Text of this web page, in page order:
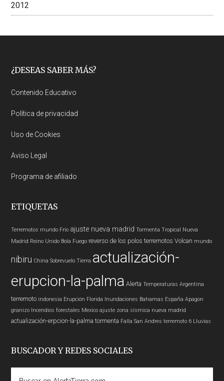
2012
Footer
¿DESEAS SABER MÁS?
Contenido Educativo
Política de privacidad
Uso de Cookies
Aviso Legal
Programa de afiliado
ETIQUETAS
Terremotos mundo Frío ajuste nueva madrid Tormenta Tropical
Nueva
Madrid Reino Unido Bola Fuego reverso de los polos terremotos Volcan mundo
nibiru China Sobrevuelo Tierra actualización-
erupcion-la-palma Alerta Temperaturas Argentina
terremoto indonesia Erupción Florida Inundaciones Bahamas España Apagon
granizo Incendios forestales Mexico ajuste zona sísmica nueva madrid
actualización-erpcion-la-palma tormenta Falla San Andres terremoto 6 Lluvias
BUSCADOR Y REDES SOCIALES